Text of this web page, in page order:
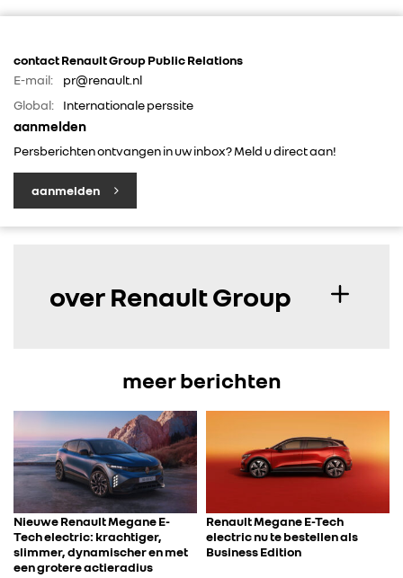
contact Renault Group Public Relations
E-mail:
pr@renault.nl
Global:
Internationale perssite
aanmelden
Persberichten ontvangen in uw inbox? Meld u direct aan!
aanmelden
over Renault Group
meer berichten
Nieuwe Renault Megane E-
Tech electric: krachtiger,
slimmer, dynamischer en met
een grotere actieradius
Renault Megane E-Tech
electric nu te bestellen als
Business Edition